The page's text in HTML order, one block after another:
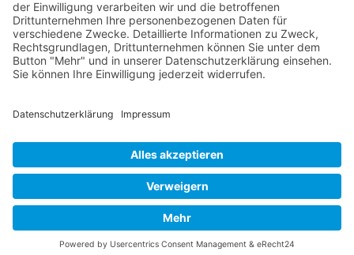
FOLGE MIR
Instagram
BLOGLOVIN`
DatenschutzImpressum